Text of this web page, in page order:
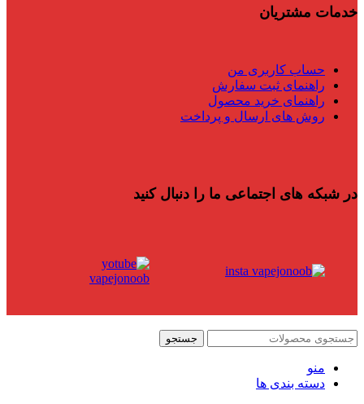
خدمات مشتریان
حساب کاربری من
راهنمای ثبت سفارش
راهنمای خرید محصول
روش های ارسال و پرداخت
در شبکه های اجتماعی ما را دنبال کنید
جستجو
منو
دسته بندی ها